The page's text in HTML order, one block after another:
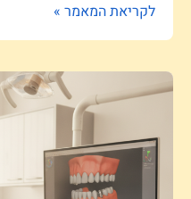
לקריאת המאמר »